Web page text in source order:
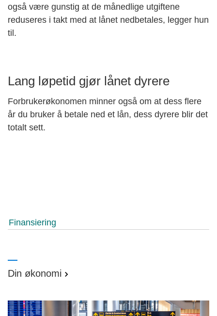
også være gunstig at de månedlige utgiftene
reduseres i takt med at lånet nedbetales, legger hun
til.
Lang løpetid gjør lånet dyrere
Forbrukerøkonomen minner også om at dess flere
år du bruker å betale ned et lån, dess dyrere blir det
totalt sett.
Finansiering
Din økonomi